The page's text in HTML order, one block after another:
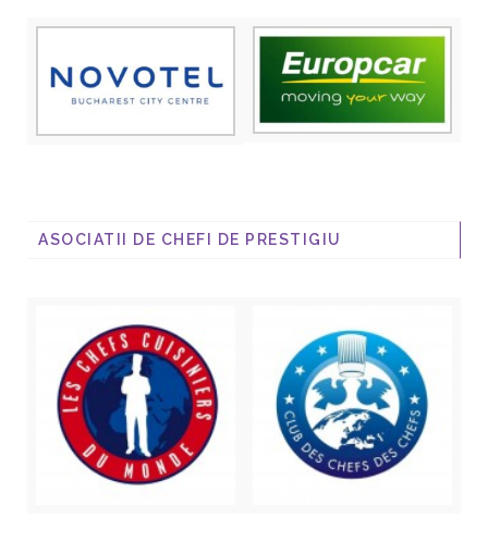
ASOCIATII DE CHEFI DE PRESTIGIU